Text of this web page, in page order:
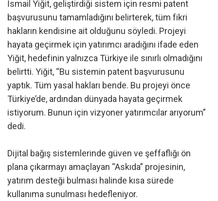
İsmail Yiğit, geliştirdiği sistem için resmi patent
başvurusunu tamamladığını belirterek, tüm fikri
hakların kendisine ait olduğunu söyledi. Projeyi
hayata geçirmek için yatırımcı aradığını ifade eden
Yiğit, hedefinin yalnızca Türkiye ile sınırlı olmadığını
belirtti. Yiğit, “Bu sistemin patent başvurusunu
yaptık. Tüm yasal hakları bende. Bu projeyi önce
Türkiye’de, ardından dünyada hayata geçirmek
istiyorum. Bunun için vizyoner yatırımcılar arıyorum”
dedi.
Dijital bağış sistemlerinde güven ve şeffaflığı ön
plana çıkarmayı amaçlayan “Askıda” projesinin,
yatırım desteği bulması halinde kısa sürede
kullanıma sunulması hedefleniyor.